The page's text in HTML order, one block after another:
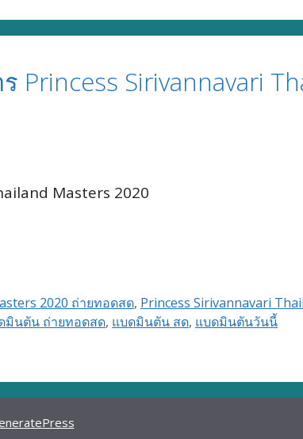
Sirivannavari
Masters 2020
2020 ถ่ายทอดสด, Princess Sirivannavari
มินตัน ถ่ายทอดสด, แบดมินตัน สด, แบดมินตันวันนี้